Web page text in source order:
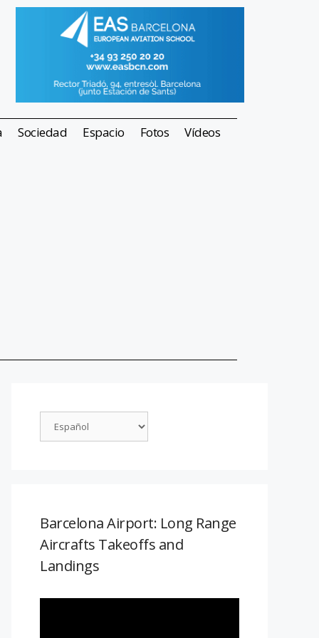
Sociedad Espacio Fotos Vídeos
Barcelona Airport: Long Range
Aircrafts Takeoffs and
Landings